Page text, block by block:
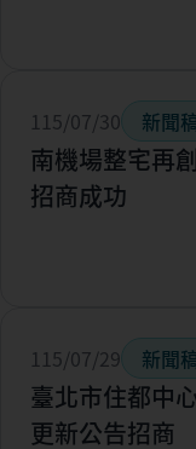
115/07/30 新聞
南機場整宅再
招商成功
115/07/29 新聞
臺北市住都中心攜手
更新公告招商